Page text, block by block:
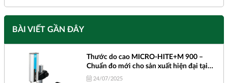
BÀI VIẾT GẦN ĐÂY
Thước do cao MICRO-HITE+M 900 –
Chuẩn đo mới cho sản xuất hiện đại tại
Việt Nam
24/07/2025